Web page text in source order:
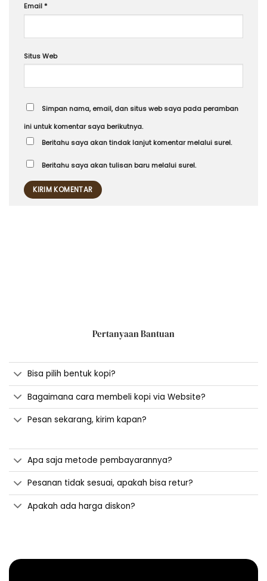
Email*
Situs Web
Simpan nama, email, dan situs web saya pada peramban
ini untuk komentar saya berikutnya.
Beritahu saya akan tindak lanjut komentar melalui surel.
Beritahu saya akan tulisan baru melalui surel.
Pertanyaan Bantuan
Bisa pilih bentuk kopi?
Bagaimana cara membeli kopi via Website?
Pesan sekarang, kirim kapan?
Apa saja metode pembayarannya?
Pesanan tidak sesuai, apakah bisa retur?
Apakah ada harga diskon?